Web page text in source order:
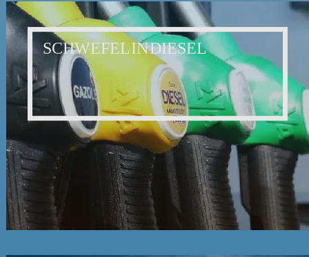
SCHWEFEL IN DIESEL